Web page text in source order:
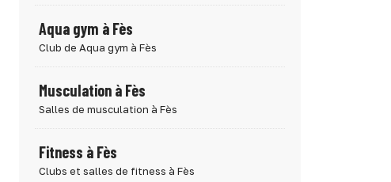
Aqua gym à Fès
Club de Aqua gym à Fès
Musculation à Fès
Salles de musculation à Fès
Fitness à Fès
Clubs et salles de fitness à Fès